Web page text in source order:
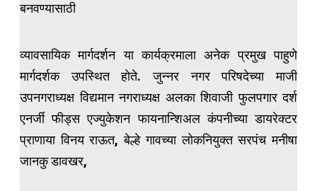
बनवण्यासाठी
व्यावसायिक मार्गदर्शन या कार्यक्रमाला अनेक प्रमुख पाहुणे
मार्गदर्शक उपस्थित होते. जुन्नर नगर परिषदेच्या माजी
उपनगराध्यक्ष विद्यमान नगराध्यक्ष अलका शिवाजी फुलपगार दर्श
एनर्जी फीड्स एज्युकेशन फायनान्शिअल कंपनीच्या डायरेक्टर
प्राणाया विनय राऊत, बेल्हे गावच्या लोकनियुक्त सरपंच मनीषा
जानकु डावखर,